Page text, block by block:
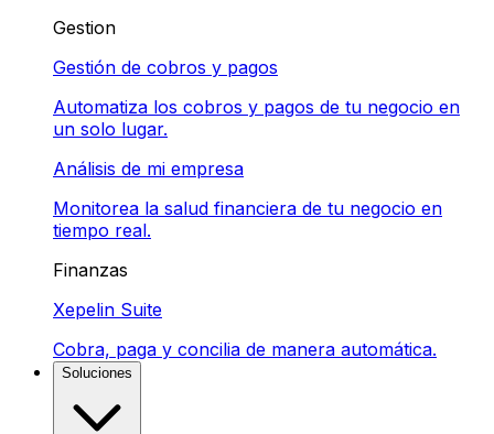
Gestion
Gestión de cobros y pagos
Automatiza los cobros y pagos de tu negocio en
un solo lugar.
Análisis de mi empresa
Monitorea la salud financiera de tu negocio en
tiempo real.
Finanzas
Xepelin Suite
Cobra, paga y concilia de manera automática.
Soluciones